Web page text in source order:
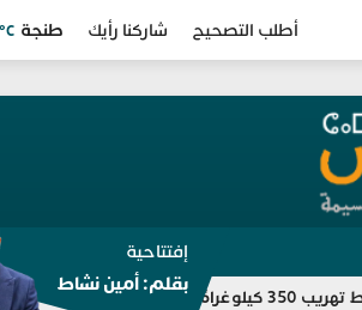
أطلب التصحيح شاركنا رأيك طنجة °C
إفتتاحية
بقلم: أمين نشاط